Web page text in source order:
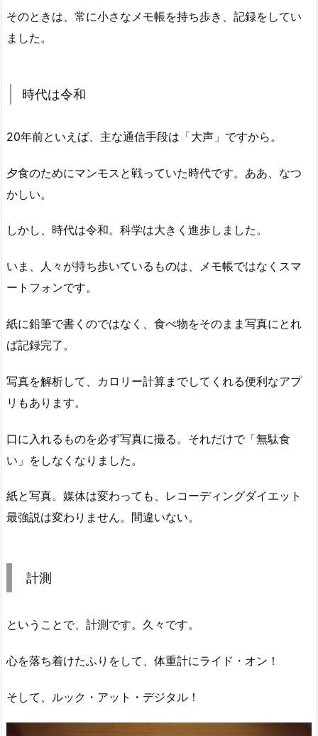
そのときは、常に小さなメモ帳を持ち歩き、記録をしてい
ました。
時代は令和
20年前といえば、主な通信手段は「大声」ですから。
夕食のためにマンモスと戦っていた時代です。ああ、なつ
かしい。
しかし、時代は令和。科学は大きく進歩しました。
いま、人々が持ち歩いているものは、メモ帳ではなくスマ
ートフォンです。
紙に鉛筆で書くのではなく、食べ物をそのまま写真にとれ
ば記録完了。
写真を解析して、カロリー計算までしてくれる便利なアプ
リもあります。
口に入れるものを必ず写真に撮る。それだけで「無駄食
い」をしなくなりました。
紙と写真。媒体は変わっても、レコーディングダイエット
最強説は変わりません。間違いない。
計測
ということで、計測です。久々です。
心を落ち着けたふりをして、体重計にライド・オン！
そして、ルック・アット・デジタル！